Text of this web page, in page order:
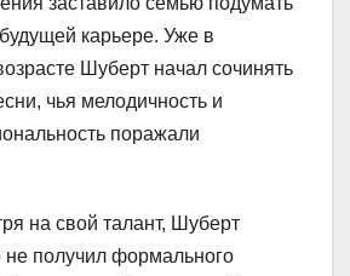
карьере. Уже в
Шуберт начал сочинять
чья мелодичность и
поражали
на свой талант, Шуберт
не получил формального